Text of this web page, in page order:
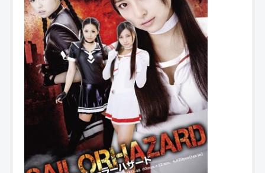
COSAA
Dessins
Artiste Asperger
Lexique